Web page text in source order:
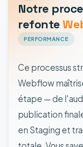
Notre
refonte
PERFORMANCE
Ce processus
Webflow
étape — de
publication
en Staging et